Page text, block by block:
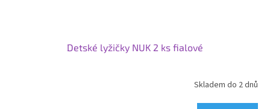
Detské lyžičky NUK 2 ks fialové
Skladem do 2 dnů